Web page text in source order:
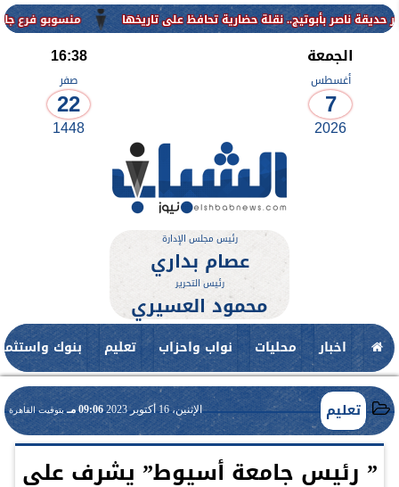
منسوبو فرع جامعة الأزهر للوجه
الجمعة
أغسطس
7
2026
16:38
صفر
22
1448
رئيس مجلس الإدارة
عصام بداري
رئيس التحرير
محمود العسيري
اخبار محليات نواب واحزاب تعليم بنوك
تعليم الإثنين، 16 أكتوبر 2023 09:06 مـ بتوقيت القاهرة
” رئيس جامعة أسيوط” يشرف على